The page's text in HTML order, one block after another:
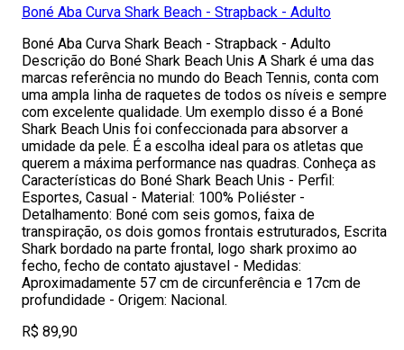
Boné Aba Curva Shark Beach - Strapback - Adulto
Boné Aba Curva Shark Beach - Strapback - Adulto
Descrição do Boné Shark Beach Unis A Shark é uma das
marcas referência no mundo do Beach Tennis, conta com
uma ampla linha de raquetes de todos os níveis e sempre
com excelente qualidade. Um exemplo disso é a Boné
Shark Beach Unis foi confeccionada para absorver a
umidade da pele. É a escolha ideal para os atletas que
querem a máxima performance nas quadras. Conheça as
Características do Boné Shark Beach Unis - Perfil:
Esportes, Casual - Material: 100% Poliéster -
Detalhamento: Boné com seis gomos, faixa de
transpiração, os dois gomos frontais estruturados, Escrita
Shark bordado na parte frontal, logo shark proximo ao
fecho, fecho de contato ajustavel - Medidas:
Aproximadamente 57 cm de circunferência e 17cm de
profundidade - Origem: Nacional.
R$ 89,90